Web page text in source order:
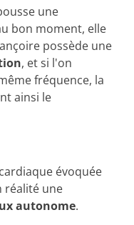
une
bon moment, elle
possède une
, et si l'on
fréquence, la
ainsi le
évoquée
réalité une
autonome.